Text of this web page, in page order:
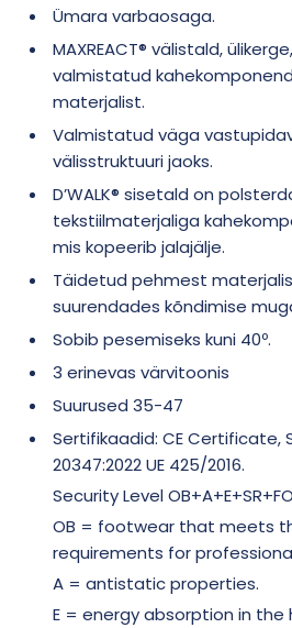
Ümara varbaosaga.
MAXREACT® välistald,
valmistatud
materjalist.
Valmistatud väga
välisstruktuuri jaoks.
D’WALK® sisetald on
tekstiilmaterjaliga
mis kopeerib jalajälje.
Täidetud pehmest
suurendades kõndimise
Sobib pesemiseks kuni 40º.
3 erinevas värvitoonis
Suurused 35-47
Sertifikaadid: CE Certificate,
20347:2022 UE 425/2016.
Security Level
OB = footwear that meets
requirements for
A = antistatic properties.
E = energy absorption in the